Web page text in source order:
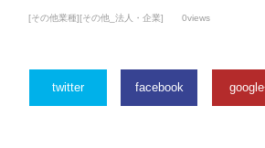
[その他業種][その他_法人・企業] 0views
twitter facebook